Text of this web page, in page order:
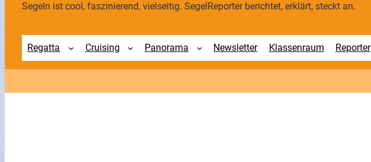
Segeln ist cool, faszinierend, vielseitig. SegelReporter berichtet, erklärt, steckt an.
Regatta Cruising Panorama Newsletter Klassenraum Reporter